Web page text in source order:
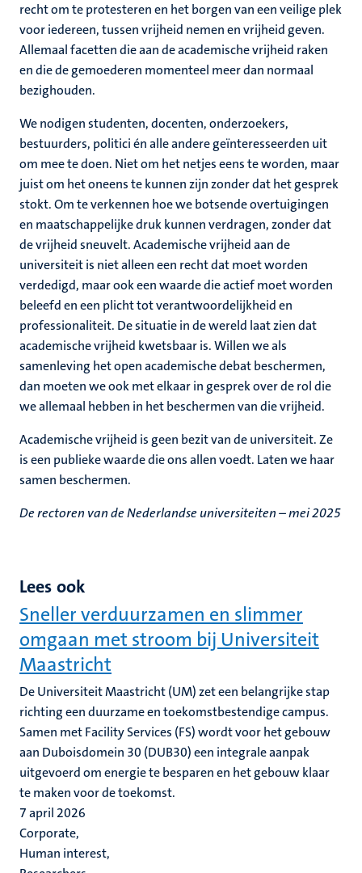
recht om te protesteren en het borgen van een veilige plek
voor iedereen, tussen vrijheid nemen en vrijheid geven.
Allemaal facetten die aan de academische vrijheid raken
en die de gemoederen momenteel meer dan normaal
bezighouden.
We nodigen studenten, docenten, onderzoekers,
bestuurders, politici én alle andere geïnteresseerden uit
om mee te doen. Niet om het netjes eens te worden, maar
juist om het oneens te kunnen zijn zonder dat het gesprek
stokt. Om te verkennen hoe we botsende overtuigingen
en maatschappelijke druk kunnen verdragen, zonder dat
de vrijheid sneuvelt. Academische vrijheid aan de
universiteit is niet alleen een recht dat moet worden
verdedigd, maar ook een waarde die actief moet worden
beleefd en een plicht tot verantwoordelijkheid en
professionaliteit. De situatie in de wereld laat zien dat
academische vrijheid kwetsbaar is. Willen we als
samenleving het open academische debat beschermen,
dan moeten we ook met elkaar in gesprek over de rol die
we allemaal hebben in het beschermen van die vrijheid.
Academische vrijheid is geen bezit van de universiteit. Ze
is een publieke waarde die ons allen voedt. Laten we haar
samen beschermen.
De rectoren van de Nederlandse universiteiten – mei 2025
Lees ook
Sneller verduurzamen en slimmer
omgaan met stroom bij Universiteit
Maastricht
De Universiteit Maastricht (UM) zet een belangrijke stap
richting een duurzame en toekomstbestendige campus.
Samen met Facility Services (FS) wordt voor het gebouw
aan Duboisdomein 30 (DUB30) een integrale aanpak
uitgevoerd om energie te besparen en het gebouw klaar
te maken voor de toekomst.
7 april 2026
Corporate,
Human interest,